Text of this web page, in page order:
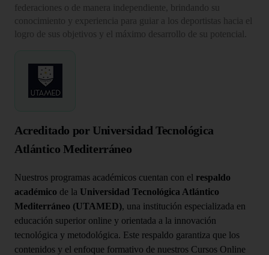
federaciones o de manera independiente, brindando su
conocimiento y experiencia para guiar a los deportistas hacia el
logro de sus objetivos y el máximo desarrollo de su potencial.
Acreditado por Universidad Tecnológica
Atlántico Mediterráneo
Nuestros programas académicos cuentan con el respaldo
académico de la Universidad Tecnológica Atlántico
Mediterráneo (UTAMED), una institución especializada en
educación superior online y orientada a la innovación
tecnológica y metodológica. Este respaldo garantiza que los
contenidos y el enfoque formativo de nuestros Cursos Online